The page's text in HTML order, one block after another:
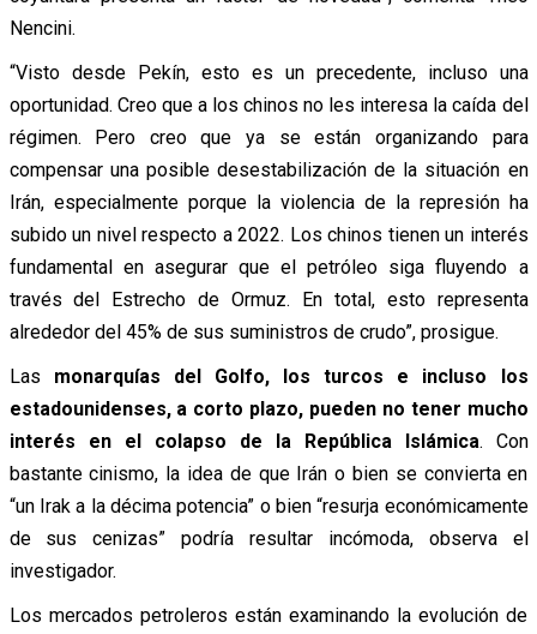
Nencini.
“Visto desde Pekín, esto es un precedente, incluso una
oportunidad. Creo que a los chinos no les interesa la caída del
régimen. Pero creo que ya se están organizando para
compensar una posible desestabilización de la situación en
Irán, especialmente porque la violencia de la represión ha
subido un nivel respecto a 2022. Los chinos tienen un interés
fundamental en asegurar que el petróleo siga fluyendo a
través del Estrecho de Ormuz. En total, esto representa
alrededor del 45% de sus suministros de crudo”, prosigue.
Las monarquías del Golfo, los turcos e incluso los
estadounidenses, a corto plazo, pueden no tener mucho
interés en el colapso de la República Islámica. Con
bastante cinismo, la idea de que Irán o bien se convierta en
“un Irak a la décima potencia” o bien “resurja económicamente
de sus cenizas” podría resultar incómoda, observa el
investigador.
Los mercados petroleros están examinando la evolución de